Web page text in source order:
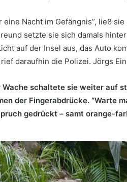
eine Nacht im Gefängnis”, ließ
setzte sie sich damals
auf der Insel aus, das Auto
daraufhin die Polizei. Jörgs
Wache schaltete sie weiter auf
der Fingerabdrücke. “Warte
gedrückt – samt orange-